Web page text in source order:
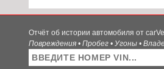
Отчёт об истории автомобиля от
Повреждения • Пробег • Угоны •